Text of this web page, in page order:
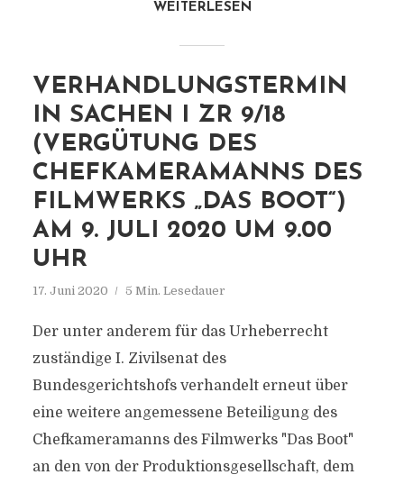
WEITERLESEN
VERHANDLUNGSTERMIN
IN SACHEN I ZR 9/18
(VERGÜTUNG DES
CHEFKAMERAMANNS DES
FILMWERKS „DAS BOOT“)
AM 9. JULI 2020 UM 9.00
UHR
17. Juni 2020 5 Min. Lesedauer
Der unter anderem für das Urheberrecht
zuständige I. Zivilsenat des
Bundesgerichtshofs verhandelt erneut über
eine weitere angemessene Beteiligung des
Chefkameramanns des Filmwerks "Das Boot"
an den von der Produktionsgesellschaft, dem